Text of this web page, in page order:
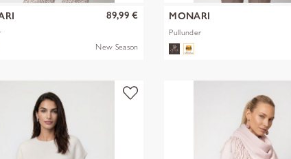
89,99 €
New Season
MONARI
Pullunder